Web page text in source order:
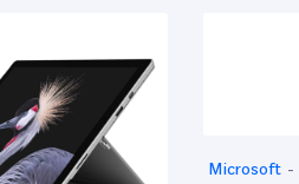
Microsoft -